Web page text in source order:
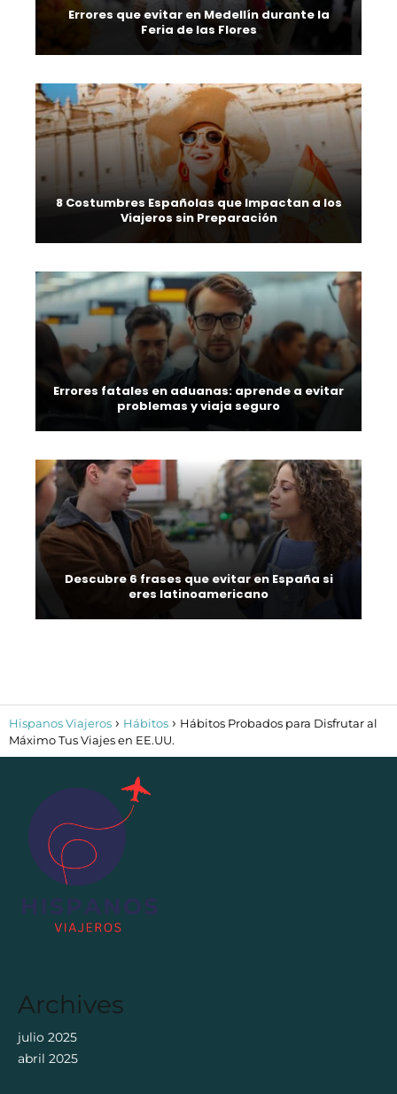
Errores que evitar en Medellín durante la
Feria de las Flores
8 Costumbres Españolas que Impactan a los
Viajeros sin Preparación
Errores fatales en aduanas: aprende a evitar
problemas y viaja seguro
Descubre 6 frases que evitar en España si
eres latinoamericano
Hispanos Viajeros Hábitos
Hábitos Probados para Disfrutar al
Máximo Tus Viajes en EE.UU.
Archives
julio 2025
abril 2025